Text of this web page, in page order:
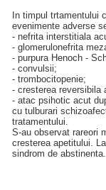
In timpul trtamentului
evenimente adverse
- nefrita interstitiala
- glomerulonefrita
- purpura Henoch -
- convulsii;
- trombocitopenie;
- cresterea reversibila
- atac psihotic acut
cu tulburari
tratamentului.
S-au observat rareori
cresterea apetitului.
sindrom de abstinenta.